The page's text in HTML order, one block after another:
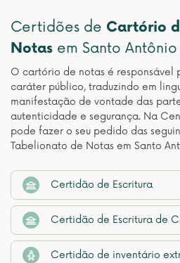
Certidões de Cartório
Notas em Santo
O cartório de notas é responsável
caráter público, traduzindo em
manifestação de vontade das
autenticidade e segurança. Na
pode fazer o seu pedido das
Tabelionato de Notas em Santo
Certidão de Escritura
Certidão de Escritura de
Certidão de inventário